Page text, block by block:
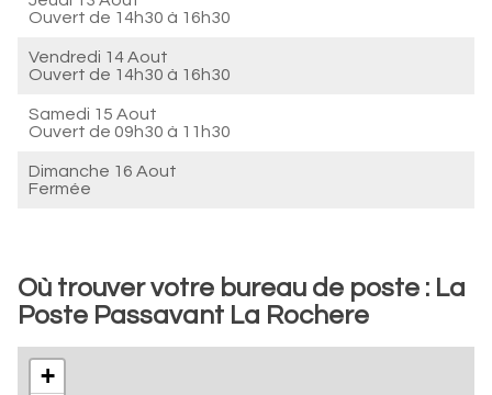
Ouvert de 14h30 à 16h30
Vendredi 14 Aout
Ouvert de 14h30 à 16h30
Samedi 15 Aout
Ouvert de 09h30 à 11h30
Dimanche 16 Aout
Fermée
Où trouver votre bureau de poste : La
Poste Passavant La Rochere
+